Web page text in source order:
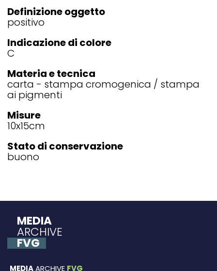
Definizione oggetto
positivo
Indicazione di colore
C
Materia e tecnica
carta - stampa cromogenica / stampa
ai pigmenti
Misure
10x15cm
Stato di conservazione
buono
MEDIA
ARCHIVE
FVG
MEDIAARCHIVE FVG